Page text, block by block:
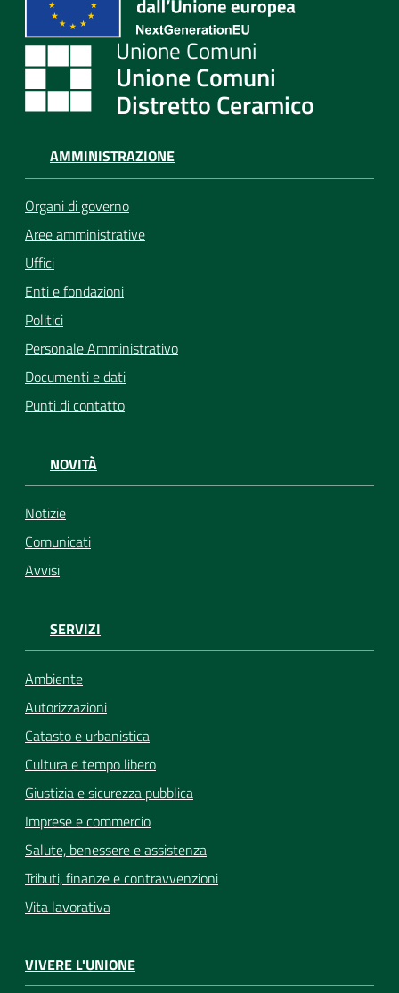
Unione Comuni
Distretto Ceramico
AMMINISTRAZIONE
Organi di governo
Aree amministrative
Uffici
Enti e fondazioni
Politici
Personale Amministrativo
Documenti e dati
Punti di contatto
NOVITÀ
Notizie
Comunicati
Avvisi
SERVIZI
Ambiente
Autorizzazioni
Catasto e urbanistica
Cultura e tempo libero
Giustizia e sicurezza pubblica
Imprese e commercio
Salute, benessere e assistenza
Tributi, finanze e contravvenzioni
Vita lavorativa
VIVERE L'UNIONE